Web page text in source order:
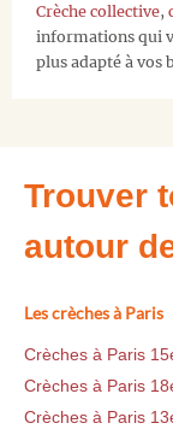
Crèche collective,
informations qui
plus adapté à vos
Trouver
autour
Les crèches à Paris
Crèches à Paris
Crèches à Paris
Crèches à Paris